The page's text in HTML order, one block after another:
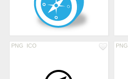
PNG ICO PNG